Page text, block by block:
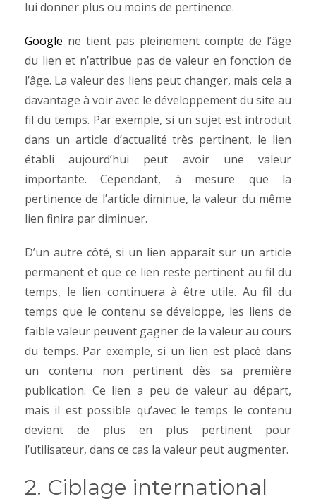
lui donner plus ou moins de pertinence.
Google ne tient pas pleinement compte de l’âge
du lien et n’attribue pas de valeur en fonction de
l’âge. La valeur des liens peut changer, mais cela a
davantage à voir avec le développement du site au
fil du temps. Par exemple, si un sujet est introduit
dans un article d’actualité très pertinent, le lien
établi aujourd’hui peut avoir une valeur
importante. Cependant, à mesure que la
pertinence de l’article diminue, la valeur du même
lien finira par diminuer.
D’un autre côté, si un lien apparaît sur un article
permanent et que ce lien reste pertinent au fil du
temps, le lien continuera à être utile. Au fil du
temps que le contenu se développe, les liens de
faible valeur peuvent gagner de la valeur au cours
du temps. Par exemple, si un lien est placé dans
un contenu non pertinent dès sa première
publication. Ce lien a peu de valeur au départ,
mais il est possible qu’avec le temps le contenu
devient de plus en plus pertinent pour
l’utilisateur, dans ce cas la valeur peut augmenter.
2. Ciblage international